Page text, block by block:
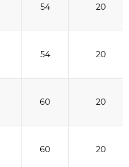
54 20
54 20
60 20
60 20